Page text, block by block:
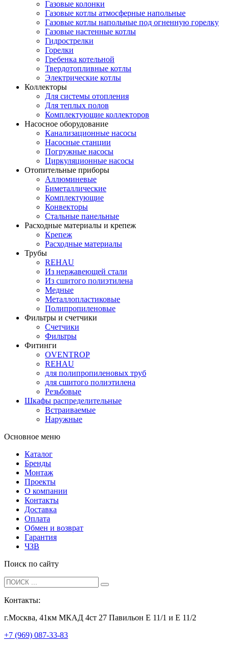
Газовые колонки
Газовые котлы атмосферные напольные
Газовые котлы напольные под огненную горелку
Газовые настенные котлы
Гидрострелки
Горелки
Гребенка котельной
Твердотопливные котлы
Электрические котлы
Коллекторы
Для системы отопления
Для теплых полов
Комплектующие коллекторов
Насосное оборудование
Канализационные насосы
Насосные станции
Погружные насосы
Циркуляционные насосы
Отопительные приборы
Аллюминевые
Биметаллические
Комплектующие
Конвекторы
Стальные панельные
Расходные материалы и крепеж
Крепеж
Расходные материалы
Трубы
REHAU
Из нержавеющей стали
Из сшитого полиэтилена
Медные
Металлопластиковые
Полипропиленовые
Фильтры и счетчики
Счетчики
Фильтры
Фитинги
OVENTROP
REHAU
для полипропиленовых труб
для сшитого полиэтилена
Резьбовые
Шкафы распределительные
Встраиваемые
Наружные
Основное меню
Каталог
Бренды
Монтаж
Проекты
О компании
Контакты
Доставка
Оплата
Обмен и возврат
Гарантия
ЧЗВ
Поиск по сайту
Контакты:
г.Москва, 41км МКАД 4ст 27 Павильон Е 11/1 и Е 11/2
+7 (969) 087-33-83